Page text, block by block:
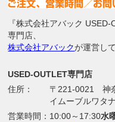
『株式会社アバック
専門店、
株式会社アバックが運営し
USED-OUTLET専門店
住所：
〒221-0021 神
イムーブルワタ
営業時間： 10:00～17:30水